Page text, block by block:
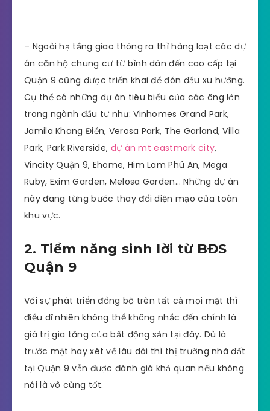
– Ngoài hạ tầng giao thông ra thì hàng loạt các dự
án căn hộ chung cư từ bình dân đến cao cấp tại
Quận 9 cũng được triển khai để đón đầu xu hướng.
Cụ thể có những dự án tiêu biểu của các ông lớn
trong ngành đầu tư như: Vinhomes Grand Park,
Jamila Khang Điền, Verosa Park, The Garland, Villa
Park, Park Riverside, dự án mt eastmark city,
Vincity Quận 9, Ehome, Him Lam Phú An, Mega
Ruby, Exim Garden, Melosa Garden… Những dự án
này đang từng bước thay đổi diện mạo của toàn
khu vực.
2. Tiềm năng sinh lời từ BĐS
Quận 9
Với sự phát triển đồng bộ trên tất cả mọi mặt thì
điều dĩ nhiên không thể không nhắc đến chính là
giá trị gia tăng của bất động sản tại đây. Dù là
trước mặt hay xét về lâu dài thì thị trường nhà đất
tại Quận 9 vẫn được đánh giá khả quan nếu không
nói là vô cùng tốt.